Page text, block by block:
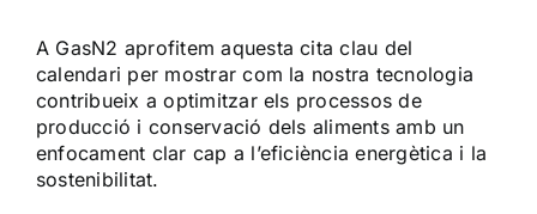
A GasN2 aprofitem aquesta cita clau del
calendari per mostrar com la nostra tecnologia
contribueix a optimitzar els processos de
producció i conservació dels aliments amb un
enfocament clar cap a l’eficiència energètica i la
sostenibilitat.